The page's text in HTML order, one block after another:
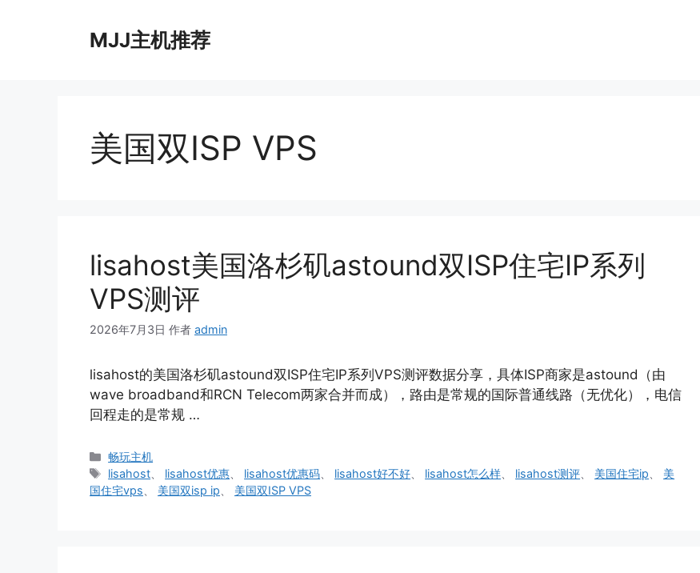
MJJ主机推荐
美国双ISP VPS
lisahost美国洛杉矶astound双ISP住宅IP系列
VPS测评
2026年7月3日 作者 admin
lisahost的美国洛杉矶astound双ISP住宅IP系列VPS测评数据分享，具体ISP商家是astound（由
wave broadband和RCN Telecom两家合并而成），路由是常规的国际普通线路（无优化），电信
回程走的是常规 …
分
类
畅玩主机
标
签
lisahost lisahost优惠 lisahost优惠码 lisahost好不好 lisahost怎么样 lisahost测评 美国住宅ip
美
国住宅vps
美国双isp ip 美国双ISP VPS